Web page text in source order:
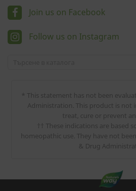
Join us on Facebook
Follow us on Instagram
* This statement has not been
Administration. This product is not
treat, cure or prevent
†† These indications are based
homeopathic use. They have not
& Drug